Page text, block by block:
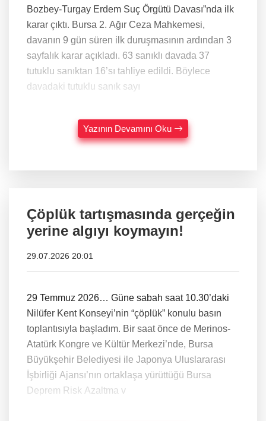
Bozbey-Turgay Erdem Suç Örgütü Davası”nda ilk
karar çıktı. Bursa 2. Ağır Ceza Mahkemesi,
davanın 9 gün süren ilk duruşmasının ardından 3
sayfalık karar açıkladı. 63 sanıklı davada 37
tutuklu sanıktan 16’sı tahliye edildi. Böylece
davadaki tutuklu sanık sayı
Yazının Devamını Oku
Çöplük tartışmasında gerçeğin
yerine algıyı koymayın!
29.07.2026 20:01
29 Temmuz 2026… Güne sabah saat 10.30’daki
Nilüfer Kent Konseyi’nin “çöplük” konulu basın
toplantısıyla başladım. Bir saat önce de Merinos-
Atatürk Kongre ve Kültür Merkezi’nde, Bursa
Büyükşehir Belediyesi ile Japonya Uluslararası
İşbirliği Ajansı’nın ortaklaşa yürüttüğü Bursa
Deprem Risk Azaltma v